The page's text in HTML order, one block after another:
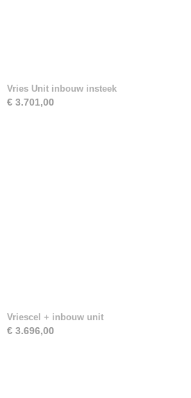
Vries Unit inbouw insteek
€ 3.701,00
Vriescel + inbouw unit
€ 3.696,00